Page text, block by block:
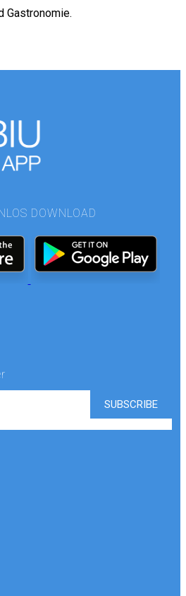
Gastronomie.
DOWNLOAD